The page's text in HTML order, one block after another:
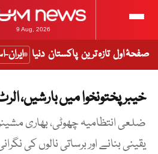
9 Aug, 2026
صفحۂ اول تازہ ترین پاکستان دنیا
خیبر پختونخوا میں بارشیں،
ضلعی انتظامیہ چھوٹی، بھاری
یقینی بنانے اور برساتی نالوں کی